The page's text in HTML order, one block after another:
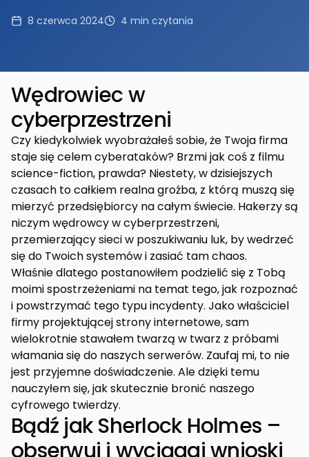
8 czerwca 2024 4 min czytania
Wędrowiec w
cyberprzestrzeni
Czy kiedykolwiek wyobrażałeś sobie, że Twoja firma
staje się celem cyberataków? Brzmi jak coś z filmu
science-fiction, prawda? Niestety, w dzisiejszych
czasach to całkiem realna groźba, z którą muszą się
mierzyć przedsiębiorcy na całym świecie. Hakerzy są
niczym wędrowcy w cyberprzestrzeni,
przemierzający sieci w poszukiwaniu luk, by wedrzeć
się do Twoich systemów i zasiać tam chaos.
Właśnie dlatego postanowiłem podzielić się z Tobą
moimi spostrzeżeniami na temat tego, jak rozpoznać
i powstrzymać tego typu incydenty. Jako właściciel
firmy projektującej strony internetowe, sam
wielokrotnie stawałem twarzą w twarz z próbami
włamania się do naszych serwerów. Zaufaj mi, to nie
jest przyjemne doświadczenie. Ale dzięki temu
nauczyłem się, jak skutecznie bronić naszego
cyfrowego twierdzy.
Bądź jak Sherlock Holmes –
obserwuj i wyciągaj wnioski